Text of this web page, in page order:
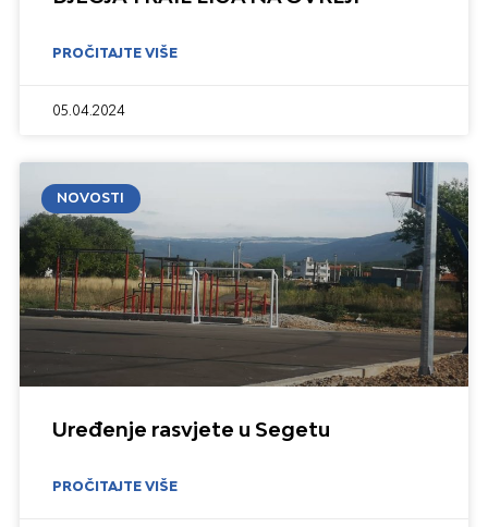
PROČITAJTE VIŠE
05.04.2024
NOVOSTI
Uređenje rasvjete u Segetu
PROČITAJTE VIŠE